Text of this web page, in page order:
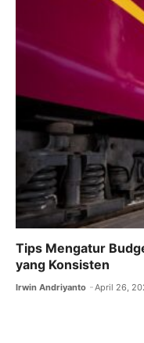
Tips Mengatur
yang Konsisten
Irwin Andriyanto April 26,